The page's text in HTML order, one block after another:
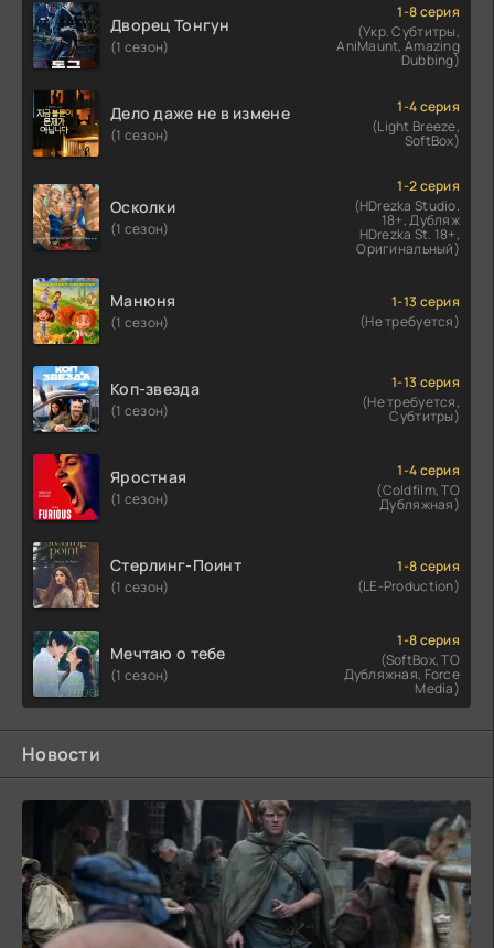
Дворец Тонгун
(1 сезон)
1-8 серия
(Укр. Субтитры,
AniMaunt, Amazing
Dubbing)
Дело даже не в измене
(1 сезон)
1-4 серия
(Light Breeze,
SoftBox)
Осколки
(1 сезон)
1-2 серия
(HDrezka Studio.
18+, Дубляж
HDrezka St. 18+,
Оригинальный)
Манюня
(1 сезон)
1-13 серия
(Не требуется)
Коп-звезда
(1 сезон)
1-13 серия
(Не требуется,
Субтитры)
Яростная
(1 сезон)
1-4 серия
(Coldfilm, ТО
Дубляжная)
Стерлинг-Поинт
(1 сезон)
1-8 серия
(LE-Production)
Мечтаю о тебе
(1 сезон)
1-8 серия
(SoftBox, ТО
Дубляжная, Force
Media)
Новости